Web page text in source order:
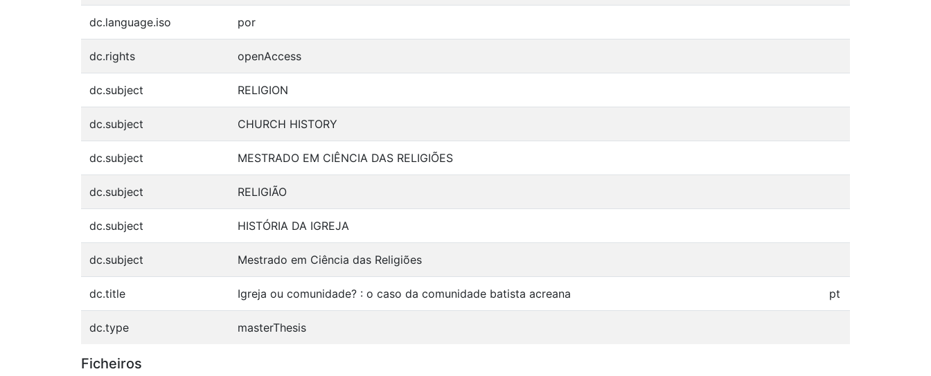
dc.language.iso por
dc.rights openAccess
dc.subject RELIGION
dc.subject CHURCH HISTORY
dc.subject MESTRADO EM CIÊNCIA DAS RELIGIÕES
dc.subject RELIGIÃO
dc.subject HISTÓRIA DA IGREJA
dc.subject Mestrado em Ciência das Religiões
dc.title Igreja ou comunidade? : o caso da comunidade batista acreana pt
dc.type masterThesis
Ficheiros